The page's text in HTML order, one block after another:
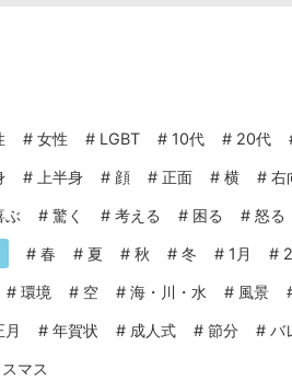
# 女性 # LGBT # 10代 # 20代
# 上半身 # 顔 # 正面 # 横 # 右
ぶ # 驚く # 考える # 困る # 怒る
# 春 # 夏 # 秋 # 冬 # 1月 #
# 環境 # 空 # 海・川・水 # 風景
月 # 年賀状 # 成人式 # 節分 # バ
マス